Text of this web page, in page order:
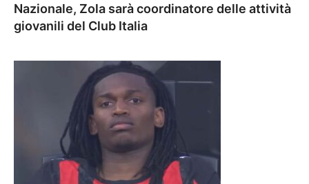
Nazionale, Zola sarà coordinatore delle attività
giovanili del Club Italia